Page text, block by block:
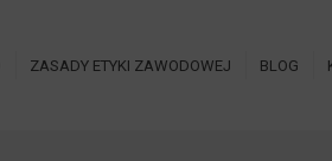
ZASADY ETYKI ZAWODOWEJ BLOG